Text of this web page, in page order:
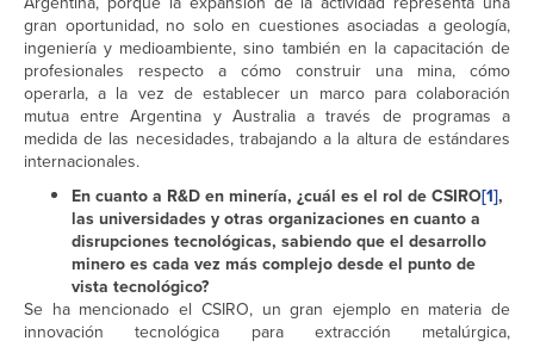
gran oportunidad, no solo en cuestiones asociadas a geología,
ingeniería y medioambiente, sino también en la capacitación de
profesionales respecto a cómo construir una mina, cómo
operarla, a la vez de establecer un marco para colaboración
mutua entre Argentina y Australia a través de programas a
medida de las necesidades, trabajando a la altura de estándares
internacionales.
En cuanto a R&D en minería, ¿cuál es el rol de CSIRO[1],
las universidades y otras organizaciones en cuanto a
disrupciones tecnológicas, sabiendo que el desarrollo
minero es cada vez más complejo desde el punto de
vista tecnológico?
Se ha mencionado el CSIRO, un gran ejemplo en materia de
innovación tecnológica para extracción metalúrgica,